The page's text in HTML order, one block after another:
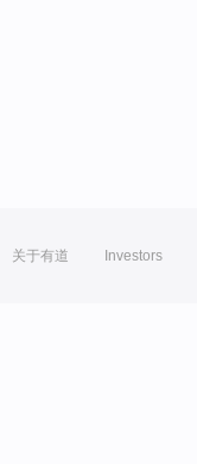
关于有道 Investors